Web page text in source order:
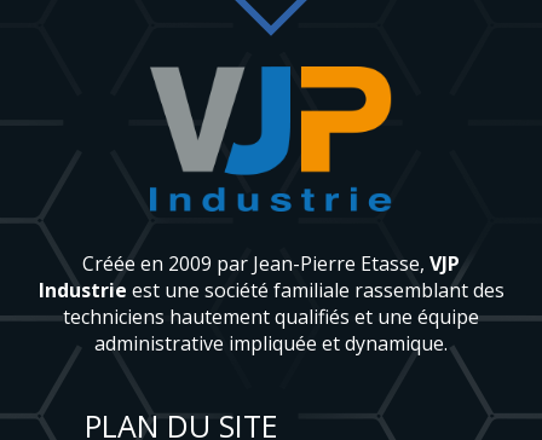
Créée en 2009 par Jean-Pierre Etasse, VJP
Industrie est une société familiale rassemblant des
techniciens hautement qualifiés et une équipe
administrative impliquée et dynamique.
PLAN DU SITE